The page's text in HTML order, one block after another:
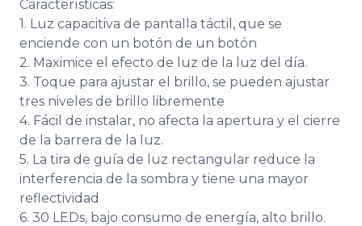
Características:
1. Luz capacitiva de pantalla táctil, que se
enciende con un botón de un botón
2. Maximice el efecto de luz de la luz del día.
3. Toque para ajustar el brillo, se pueden ajustar
tres niveles de brillo libremente
4. Fácil de instalar, no afecta la apertura y el cierre
de la barrera de la luz.
5. La tira de guía de luz rectangular reduce la
interferencia de la sombra y tiene una mayor
reflectividad
6. 30 LEDs, bajo consumo de energía, alto brillo.